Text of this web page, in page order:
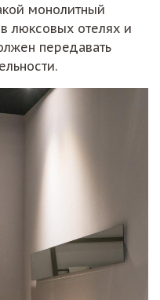
монолитный
люксовых отелях и
передавать